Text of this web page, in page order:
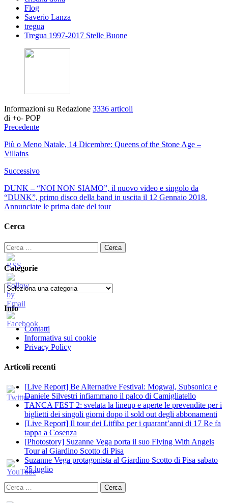
Flog
Saverio Lanza
tregua
Tregua 1997-2017 Stelle Buone
Informazioni su Redazione 3336 articoli
di +o- POP
Precedente
Più o Meno Natale, 14 Dicembre: Queens of the Stone Age –
Villains
Successivo
DUNK – “NOI NON SIAMO”, il nuovo video e singolo da
“DUNK”, primo disco della band in uscita il 12 Gennaio 2018.
Annunciate le prima date del tour
Cerca
Ricerca
per:
Categorie
Categorie
Info
Contatti
Informativa sui cookie
Privacy Policy
Articoli recenti
[Live Report] Be Alternative Festival: Mogwai, Subsonica e
Daniele Silvestri infiammano il palco di Camigliatello
TANCA FEST 2: svelata la lineup e aperte le prevendite per i
biglietti dei singoli giorni dopo il sold out degli abbonamenti
[Live Report] Il tour dei Litfiba per i quarant’anni di 17 Re fa
tappa a Cosenza
[Photostory] Suzanne Vega porta il suo Flying With Angels
Tour al Giardino Scotto di Pisa
Suzanne Vega protagonista al Giardino Scotto di Pisa sabato
25 luglio
Ricerca
per: